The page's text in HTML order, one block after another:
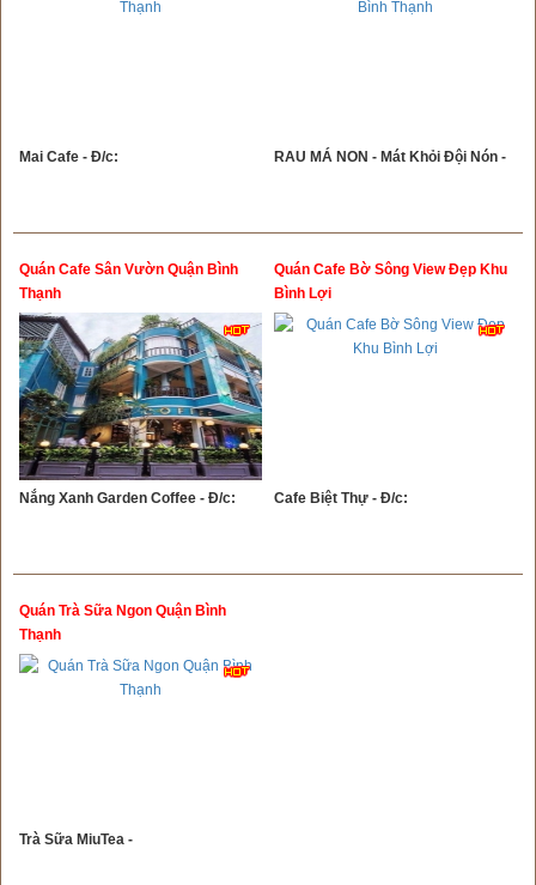
Mai Cafe - Đ/c: RAU MÁ NON - Mát Khỏi Đội Nón -
Quán Cafe Sân Vườn Quận Bình
Thạnh
Nắng Xanh Garden Coffee - Đ/c:
Quán Cafe Bờ Sông View Đẹp Khu
Bình Lợi
Cafe Biệt Thự - Đ/c:
Quán Trà Sữa Ngon Quận Bình
Thạnh
Trà Sữa MiuTea -